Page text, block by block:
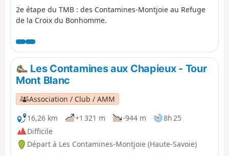
s'élève jusqu'au Col du Bresson surplombé par la Pierra
Menta. Du col, il descend sur le Refuge de la Balme
2e étape du TMB : des Contamines-Montjoie au Refuge
de la Croix du Bonhomme.
Les Contamines aux Chapieux - Tour
Mont Blanc
Association / Club / AMM
16,26 km
+1 321 m -944 m
8h 25
Difficile
Départ à Les Contamines-Montjoie (Haute-Savoie)